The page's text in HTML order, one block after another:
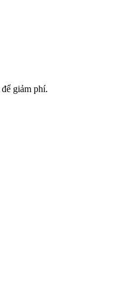
để giảm phí.